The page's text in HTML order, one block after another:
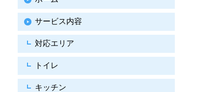
サービス内容
対応エリア
トイレ
キッチン